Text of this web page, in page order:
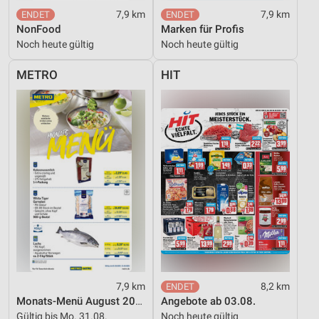
7,9 km
NonFood
Noch heute gültig
7,9 km
Marken für Profis
Noch heute gültig
METRO
7,9 km
Monats-Menü August 2026
Gültig bis Mo. 31.08.
HIT
8,2 km
Angebote ab 03.08.
Noch heute gültig
Verwendung reduzierter Daten zur Auswahl von
Inhalten
Verwendung genauer Standortdaten
Geräte anhand von aktiv angeforderten
Informationen identifizieren
Nicht-IAB-Verarbeitungszwecke:
Notwendig
Performance
Funktional
Werbung